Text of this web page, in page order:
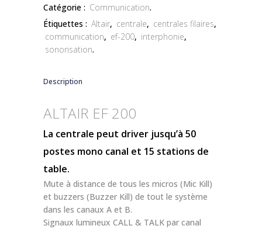
Catégorie : Communication.
Étiquettes : Altair, centrale, centrales filaires,
communication, ef-200, interphonie,
sonorisation.
Description
ALTAIR EF 200
La centrale peut driver jusqu’à 50
postes mono canal et 15 stations de
table.
Mute à distance de tous les micros (Mic Kill)
et buzzers (Buzzer Kill) de tout le système
dans les canaux A et B.
Signaux lumineux CALL & TALK par canal